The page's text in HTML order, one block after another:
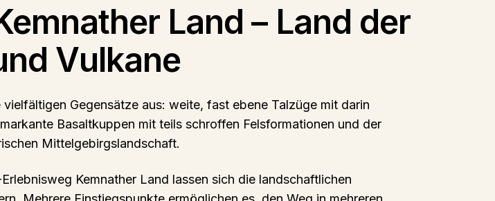
Land – Land der
Vulkane
Gegensätze aus: weite, fast ebene Talzüge mit darin
Basaltkuppen mit teils schroffen Felsformationen und der
Mittelgebirgslandschaft.
Kemnather Land lassen sich die landschaftlichen